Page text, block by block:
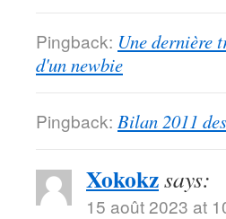
Pingback: Une dernière
d'un newbie
Pingback: Bilan 2011
Xokokzsays:
15 août 2023 at